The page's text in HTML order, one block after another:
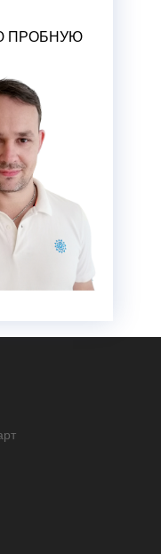
ПРОБНУЮ